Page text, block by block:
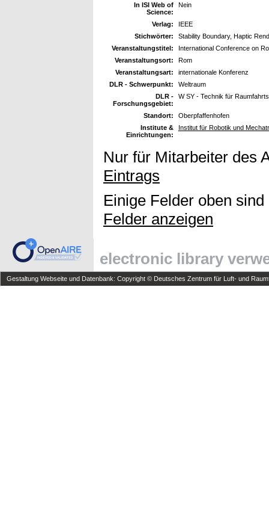
In ISI Web of
Science:
Nein
Verlag:
IEEE
Stichwörter:
Stability Boundary, Haptic
Veranstaltungstitel:
International Conference on
Veranstaltungsort:
Rom
Veranstaltungsart:
internationale Konferenz
DLR - Schwerpunkt:
Weltraum
DLR -
Forschungsgebiet:
W SY - Technik für
Standort:
Oberpfaffenhofen
Institute &
Einrichtungen:
Institut für Robotik und
Nur für Mitarbeiter des
Eintrags
Einige Felder oben
Felder anzeigen
electronic library
Gestaltung Webseite und Datenbank: Copyright © Deutsches Zentrum für Luft- und